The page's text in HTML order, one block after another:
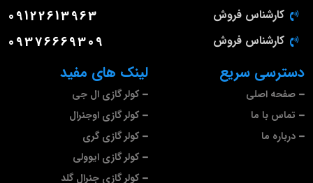
لینک های مفید
کولر گازی ال جی
کولر گازی اوجنرال
کولر گازی گری
کولر گازی ایوولی
کولر گازی جنرال گلد
دسترسی سریع
صفحه اصلی
تماس با ما
درباره ما
کارشناس فروش 09122613963
کارشناس فروش 09376669309